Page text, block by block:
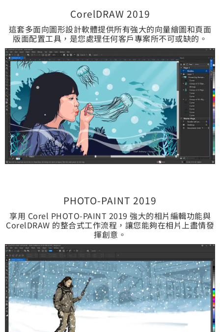
CorelDRAW 2019
這套多面向圖形設計軟體提供所有強大的向量繪圖和頁面
版面配置工具，是您處理任何客戶專案所不可或缺的。
PHOTO-PAINT 2019
享用 Corel PHOTO-PAINT 2019 強大的相片編輯功能與
CorelDRAW 的整合式工作流程，讓您能夠在相片上盡情發
揮創意。